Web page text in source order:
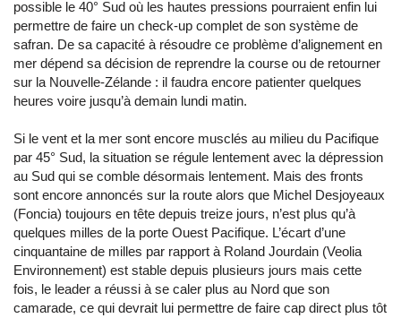
possible le 40° Sud où les hautes pressions pourraient enfin lui
permettre de faire un check-up complet de son système de
safran. De sa capacité à résoudre ce problème d’alignement en
mer dépend sa décision de reprendre la course ou de retourner
sur la Nouvelle-Zélande : il faudra encore patienter quelques
heures voire jusqu’à demain lundi matin.
Si le vent et la mer sont encore musclés au milieu du Pacifique
par 45° Sud, la situation se régule lentement avec la dépression
au Sud qui se comble désormais lentement. Mais des fronts
sont encore annoncés sur la route alors que Michel Desjoyeaux
(Foncia) toujours en tête depuis treize jours, n’est plus qu’à
quelques milles de la porte Ouest Pacifique. L’écart d’une
cinquantaine de milles par rapport à Roland Jourdain (Veolia
Environnement) est stable depuis plusieurs jours mais cette
fois, le leader a réussi à se caler plus au Nord que son
camarade, ce qui devrait lui permettre de faire cap direct plus tôt